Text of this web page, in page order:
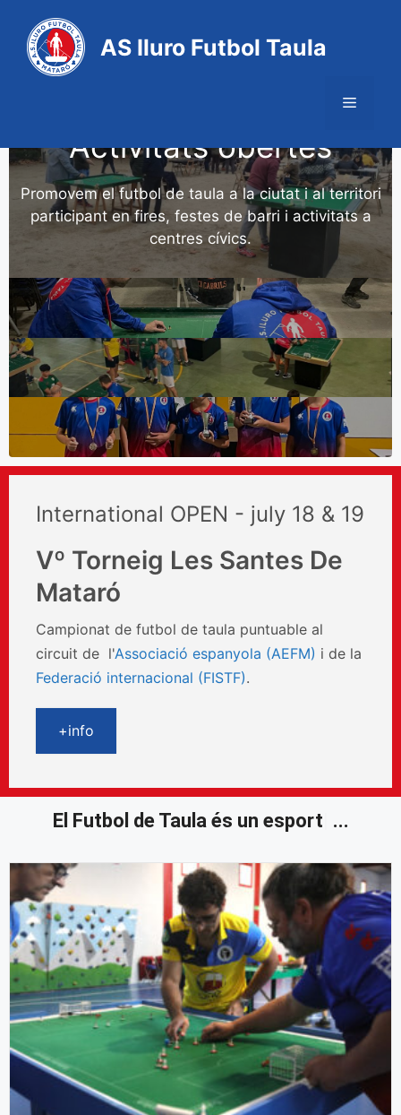
AS Iluro Futbol Taula
Activitats obertes
Promovem el futbol de taula a la ciutat i al territori
participant en fires, festes de barri i activitats a
centres cívics.
International OPEN - july 18 & 19
Vº Torneig Les Santes De
Mataró
Campionat de futbol de taula puntuable al
circuit de l'Associació espanyola (AEFM) i de la
Federació internacional (FISTF).
+info
El Futbol de Taula és un esport ...